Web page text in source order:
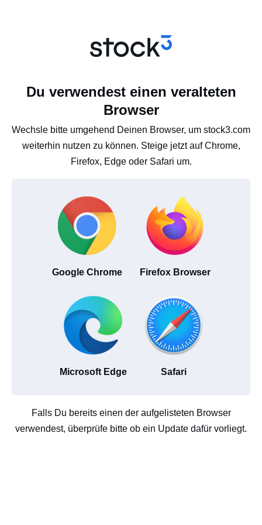
Du verwendest einen veralteten
Browser
Wechsle bitte umgehend Deinen Browser, um stock3.com
weiterhin nutzen zu können. Steige jetzt auf Chrome,
Firefox, Edge oder Safari um.
Google Chrome Firefox Browser
Microsoft Edge Safari
Falls Du bereits einen der aufgelisteten Browser
verwendest, überprüfe bitte ob ein Update dafür vorliegt.